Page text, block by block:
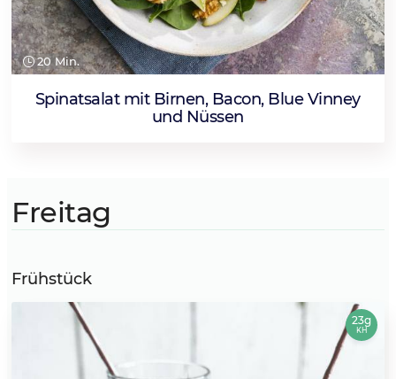
20 Min.
Spinatsalat mit Birnen, Bacon, Blue Vinney
und Nüssen
Freitag
Frühstück
23g
KH